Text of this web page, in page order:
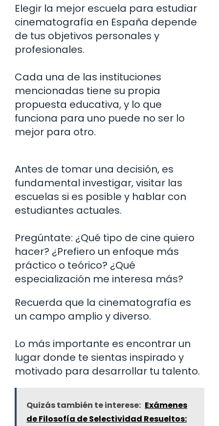
Elegir la mejor escuela para estudiar
cinematografía en España depende
de tus objetivos personales y
profesionales.
Cada una de las instituciones
mencionadas tiene su propia
propuesta educativa, y lo que
funciona para uno puede no ser lo
mejor para otro.
Antes de tomar una decisión, es
fundamental investigar, visitar las
escuelas si es posible y hablar con
estudiantes actuales.
Pregúntate: ¿Qué tipo de cine quiero
hacer? ¿Prefiero un enfoque más
práctico o teórico? ¿Qué
especialización me interesa más?
Recuerda que la cinematografía es
un campo amplio y diverso.
Lo más importante es encontrar un
lugar donde te sientas inspirado y
motivado para desarrollar tu talento.
Quizás también te interese: Exámenes
de Filosofía de Selectividad Resueltos: